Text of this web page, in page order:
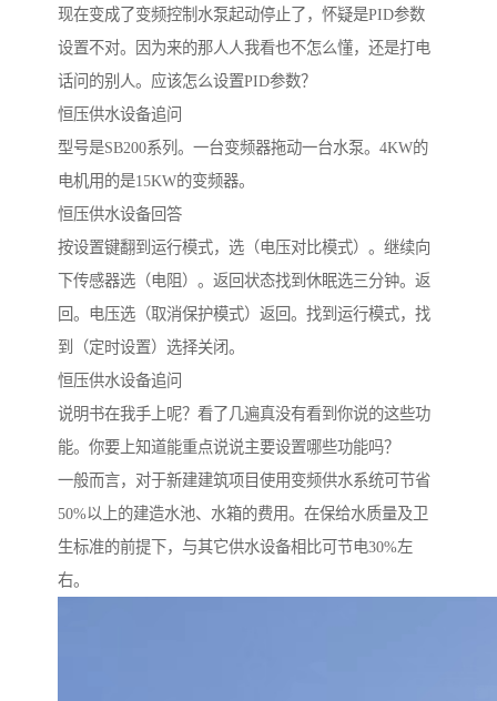
现在变成了变频控制水泵起动停止了，怀疑是PID参数
设置不对。因为来的那人人我看也不怎么懂，还是打电
话问的别人。应该怎么设置PID参数？
恒压供水设备追问
型号是SB200系列。一台变频器拖动一台水泵。4KW的
电机用的是15KW的变频器。
恒压供水设备回答
按设置键翻到运行模式，选（电压对比模式）。继续向
下传感器选（电阻）。返回状态找到休眠选三分钟。返
回。电压选（取消保护模式）返回。找到运行模式，找
到（定时设置）选择关闭。
恒压供水设备追问
说明书在我手上呢？看了几遍真没有看到你说的这些功
能。你要上知道能重点说说主要设置哪些功能吗？
一般而言，对于新建建筑项目使用变频供水系统可节省
50%以上的建造水池、水箱的费用。在保给水质量及卫
生标准的前提下，与其它供水设备相比可节电30%左
右。